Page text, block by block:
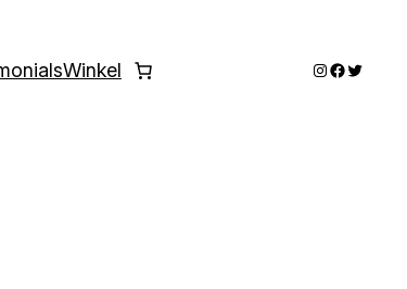
Winkel Instagram
Twitter